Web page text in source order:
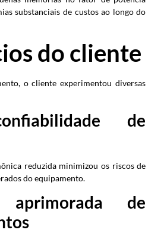
substanciais de custos ao longo do
do cliente
o cliente experimentou diversas
de
reduzida minimizou os riscos de
do equipamento.
aprimorada de